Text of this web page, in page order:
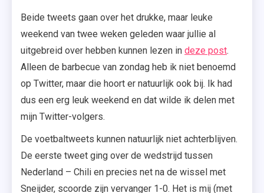
Beide tweets gaan over het drukke, maar leuke
weekend van twee weken geleden waar jullie al
uitgebreid over hebben kunnen lezen in deze post.
Alleen de barbecue van zondag heb ik niet benoemd
op Twitter, maar die hoort er natuurlijk ook bij. Ik had
dus een erg leuk weekend en dat wilde ik delen met
mijn Twitter-volgers.
De voetbaltweets kunnen natuurlijk niet achterblijven.
De eerste tweet ging over de wedstrijd tussen
Nederland – Chili en precies net na de wissel met
Sneijder, scoorde zijn vervanger 1-0. Het is mij (met